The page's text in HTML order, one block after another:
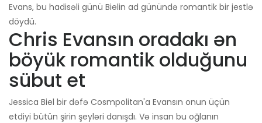
Evans, bu hadisəli günü Bielin ad günündə romantik bir jestlə
döydü.
Chris Evansın oradakı ən
böyük romantik olduğunu
sübut et
Jessica Biel bir dəfə Cosmpolitan'a Evansın onun üçün
etdiyi bütün şirin şeyləri danışdı. Və insan bu oğlanın